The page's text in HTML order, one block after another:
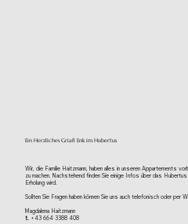
Ein Herzliches Griaß Enk im Hubertus
Wir, die Familie Haitzmann, haben alles in unseren Appartements
zu machen. Nachstehend finden Sie einige Infos über das
Erholung wird.
Sollten Sie Fragen haben können Sie uns auch telefonisch oder per
Magdalena Haitzmann
t.+43 664 3388 408